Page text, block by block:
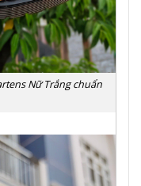
Nữ Trắng chuẩn